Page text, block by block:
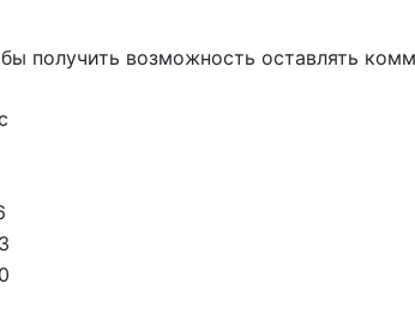
получить возможность оставлять